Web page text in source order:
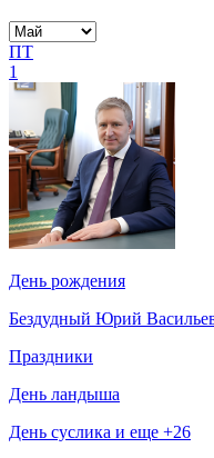
ПТ
1
День рождения
Бездудный Юрий
Праздники
День ландыша
День суслика и еще +26